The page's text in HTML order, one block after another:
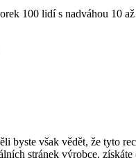
100 lidí s nadváhou 10
byste však vědět, že tyto
stránek výrobce,